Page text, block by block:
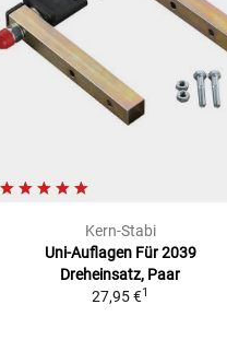
Kern-Stabi
Uni-Auflagen Für 2039
Dreheinsatz, Paar
27,95 €1